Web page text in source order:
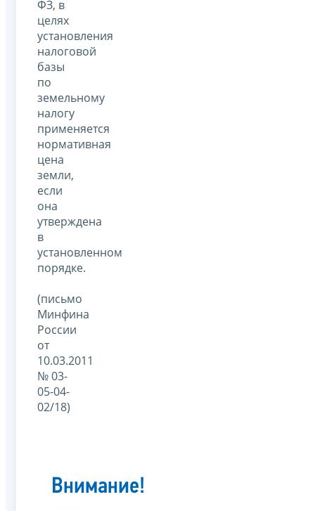
ФЗ, в
целях
установления
налоговой
базы
по
земельному
налогу
применяется
нормативная
цена
земли,
если
она
утверждена
в
установленном
порядке.
(письмо
Минфина
России
от
10.03.2011
№ 03-
05-04-
02/18)
Внимание!